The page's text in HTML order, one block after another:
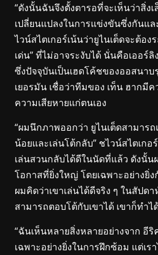
“ดังนั้นฉันจึงตั้งตารอที่จะเห็นว่าสิ่ง
เปลี่ยนแปลงในการแข่งขันซึ่งกันแ
ไวน์สไตเกอร์เน้นว่ายูไนเต็ดจะต้อง
เด่น” ที่ไม่อาจระงับได้ นั่นคือเออร์
ซึ่งปัจจุบันเป็นเฮดโค้ชของออสนา
เยอรมัน เชื่อว่าทีมของ เท็น ฮากมี
ความเสียหายแก่ตนเอง
“ผมนึกภาพออกว่า ยูไนเต็ดสามารถ
น้อยและเล่นโต้กลับ” ชไวน์สไตเกอ
เล่นสวนกลับได้ดีในนัดที่แล้ว ดังนั้น
โอกาสที่ยิ่งใหญ่ โดยเฉพาะอย่างยิ่
ผมคิดว่าเขาเล่นได้ดีจริง ๆ ในสัป
สามารถตอบโต้กับเขาได้ เขาก็ทำไ
“ฉันเห็นหลายสิ่งหลายอย่างจาก อี
เฉพาะอย่างยิ่งในการฝึกซ้อม แต่เ